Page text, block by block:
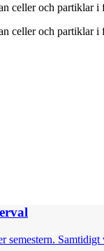
celler och
celler och
semestern.